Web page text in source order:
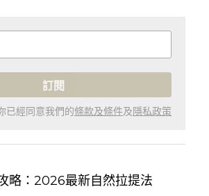
訂閱
已經同意我們的條款及條件及隱私政策
略：2026最新自然拉提法